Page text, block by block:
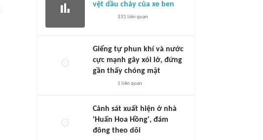
vệt dầu chảy của xe ben
331 liên quan
Giếng tự phun khí và nước
cực mạnh gây xói lở, đứng
gần thấy chóng mặt
1 liên quan
Cảnh sát xuất hiện ở nhà
'Huấn Hoa Hồng', đám
đông theo dõi